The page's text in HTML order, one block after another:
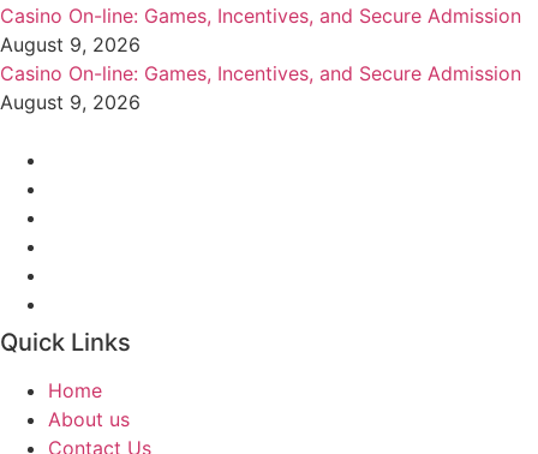
Casino On-line: Games, Incentives, and Secure Admission
August 9, 2026
Casino On-line: Games, Incentives, and Secure Admission
August 9, 2026
Quick Links
Home
About us
Contact Us